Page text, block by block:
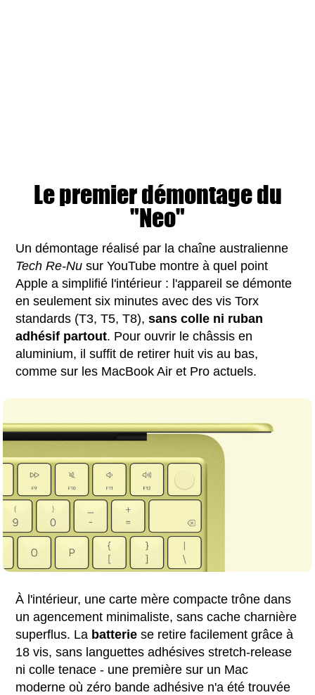
Le premier démontage du
"Neo"
Un démontage réalisé par la chaîne australienne
Tech Re-Nu sur YouTube montre à quel point
Apple a simplifié l'intérieur : l'appareil se démonte
en seulement six minutes avec des vis Torx
standards (T3, T5, T8),sans colle ni ruban
adhésif partout. Pour ouvrir le châssis en
aluminium, il suffit de retirer huit vis au bas,
comme sur les MacBook Air et Pro actuels.
À l'intérieur, une carte mère compacte trône dans
un agencement minimaliste, sans cache charnière
superflus. La batterie se retire facilement grâce à
18 vis, sans languettes adhésives stretch-release
ni colle tenace - une première sur un Mac
moderne où zéro bande adhésive n'a été trouvée